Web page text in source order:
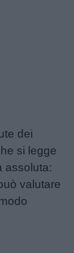
dei
si legge
assoluta:
valutare